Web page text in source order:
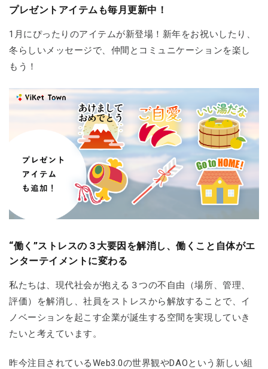
プレゼントアイテムも毎月更新中！
1月にぴったりのアイテムが新登場！新年をお祝いしたり、
冬らしいメッセージで、仲間とコミュニケーションを楽し
もう！
“働く”ストレスの３大要因を解消し、働くこと自体がエ
ンターテイメントに変わる
私たちは、現代社会が抱える３つの不自由（場所、管理、
評価）を解消し、社員をストレスから解放することで、イ
ノベーションを起こす企業が誕生する空間を実現していき
たいと考えています。
昨今注目されているWeb3.0の世界観やDAOという新しい組